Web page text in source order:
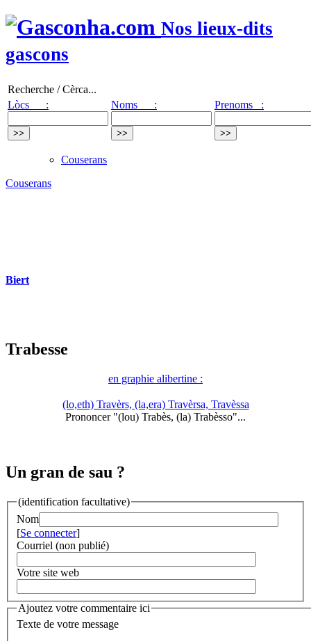
Nos lieux-dits
gascons
Recherche / Cèrca...
Lòcs :
Noms : Prenoms :
Couserans
Couserans
Biert
Trabesse
en graphie alibertine :
(lo,eth) Travèrs, (la,era) Travèrsa, Travèssa
Prononcer "(lou) Trabès, (la) Trabèsso"...
Un gran de sau ?
(identification facultative)
Nom
[Se connecter]
Courriel (non publié)
Votre site web
Ajoutez votre commentaire ici
Texte de votre message